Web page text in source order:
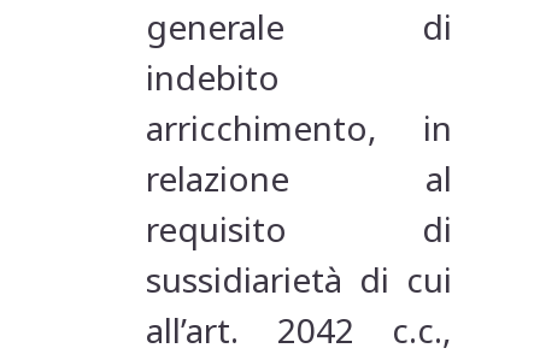
generale di
indebito
arricchimento, in
relazione al
requisito di
sussidiarietà di cui
all’art. 2042 c.c.,